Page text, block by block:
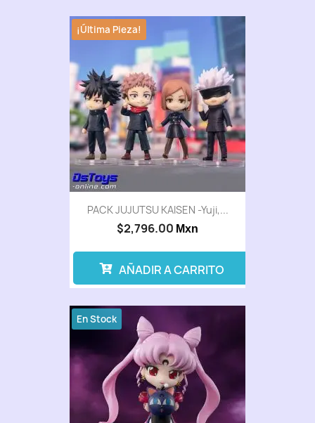
PACK JUJUTSU KAISEN -Yuji,...
$2,796.00 Mxn
¡Última Pieza!
AÑADIR A CARRITO
En Stock